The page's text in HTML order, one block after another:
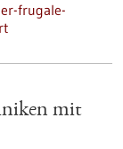
frugale-
mit